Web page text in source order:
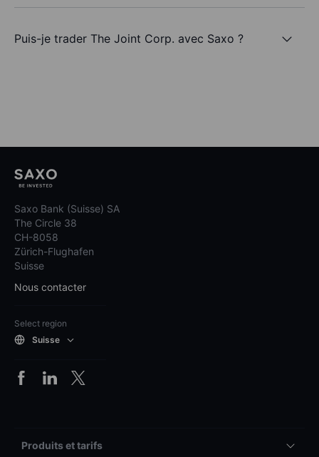
Puis-je trader The Joint Corp. avec Saxo ?
Saxo Bank (Suisse) SA
The Circle 38
CH-8058
Zürich-Flughafen
Suisse
Nous contacter
Select region
Suisse
Produits et tarifs